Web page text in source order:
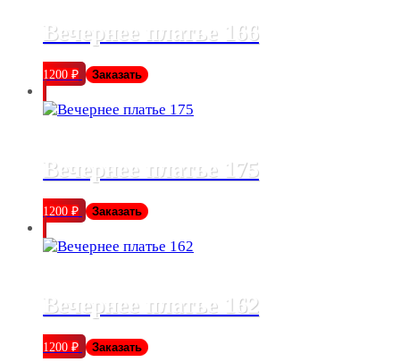
Вечернее платье 166
1200 ₽ Заказать
Вечернее платье 175
1200 ₽ Заказать
Вечернее платье 162
1200 ₽ Заказать